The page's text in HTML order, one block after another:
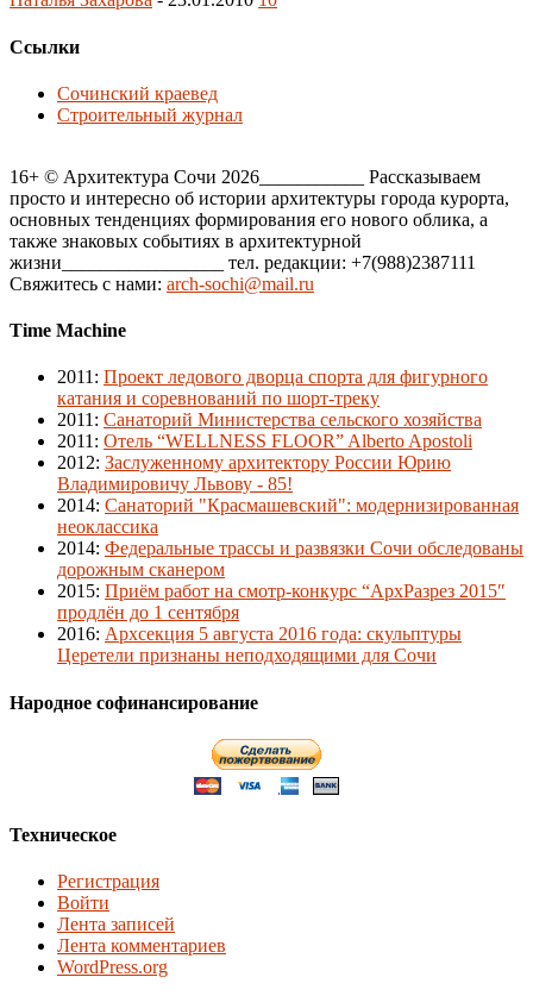
Ссылки
Сочинский краевед
Строительный журнал
16+ © Архитектура Сочи 2026___________ Рассказываем
просто и интересно об истории архитектуры города курорта,
основных тенденциях формирования его нового облика, а
также знаковых событиях в архитектурной
жизни_________________ тел. редакции: +7(988)2387111
Свяжитесь с нами: arch-sochi@mail.ru
Time Machine
2011 : Проект ледового дворца спорта для фигурного
катания и соревнований по шорт-треку
2011 : Санаторий Министерства сельского хозяйства
2011 : Отель “WELLNESS FLOOR” Alberto Apostoli
2012: Заслуженному архитектору России Юрию
Владимировичу Львову - 85!
2014: Санаторий "Красмашевский": модернизированная
неоклассика
2014: Федеральные трассы и развязки Сочи обследованы
дорожным сканером
2015: Приём работ на смотр-конкурс “АрхРазрез 2015″
продлён до 1 сентября
2016: Архсекция 5 августа 2016 года: скульптуры
Церетели признаны неподходящими для Сочи
Народное софинансирование
Техническое
Регистрация
Войти
Лента записей
Лента комментариев
WordPress.org